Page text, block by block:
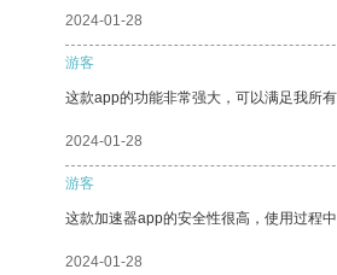
2024-01-28
游客
这款app的功能非常强大，可以满足我所
2024-01-28
游客
这款加速器app的安全性很高，使用过程
2024-01-28